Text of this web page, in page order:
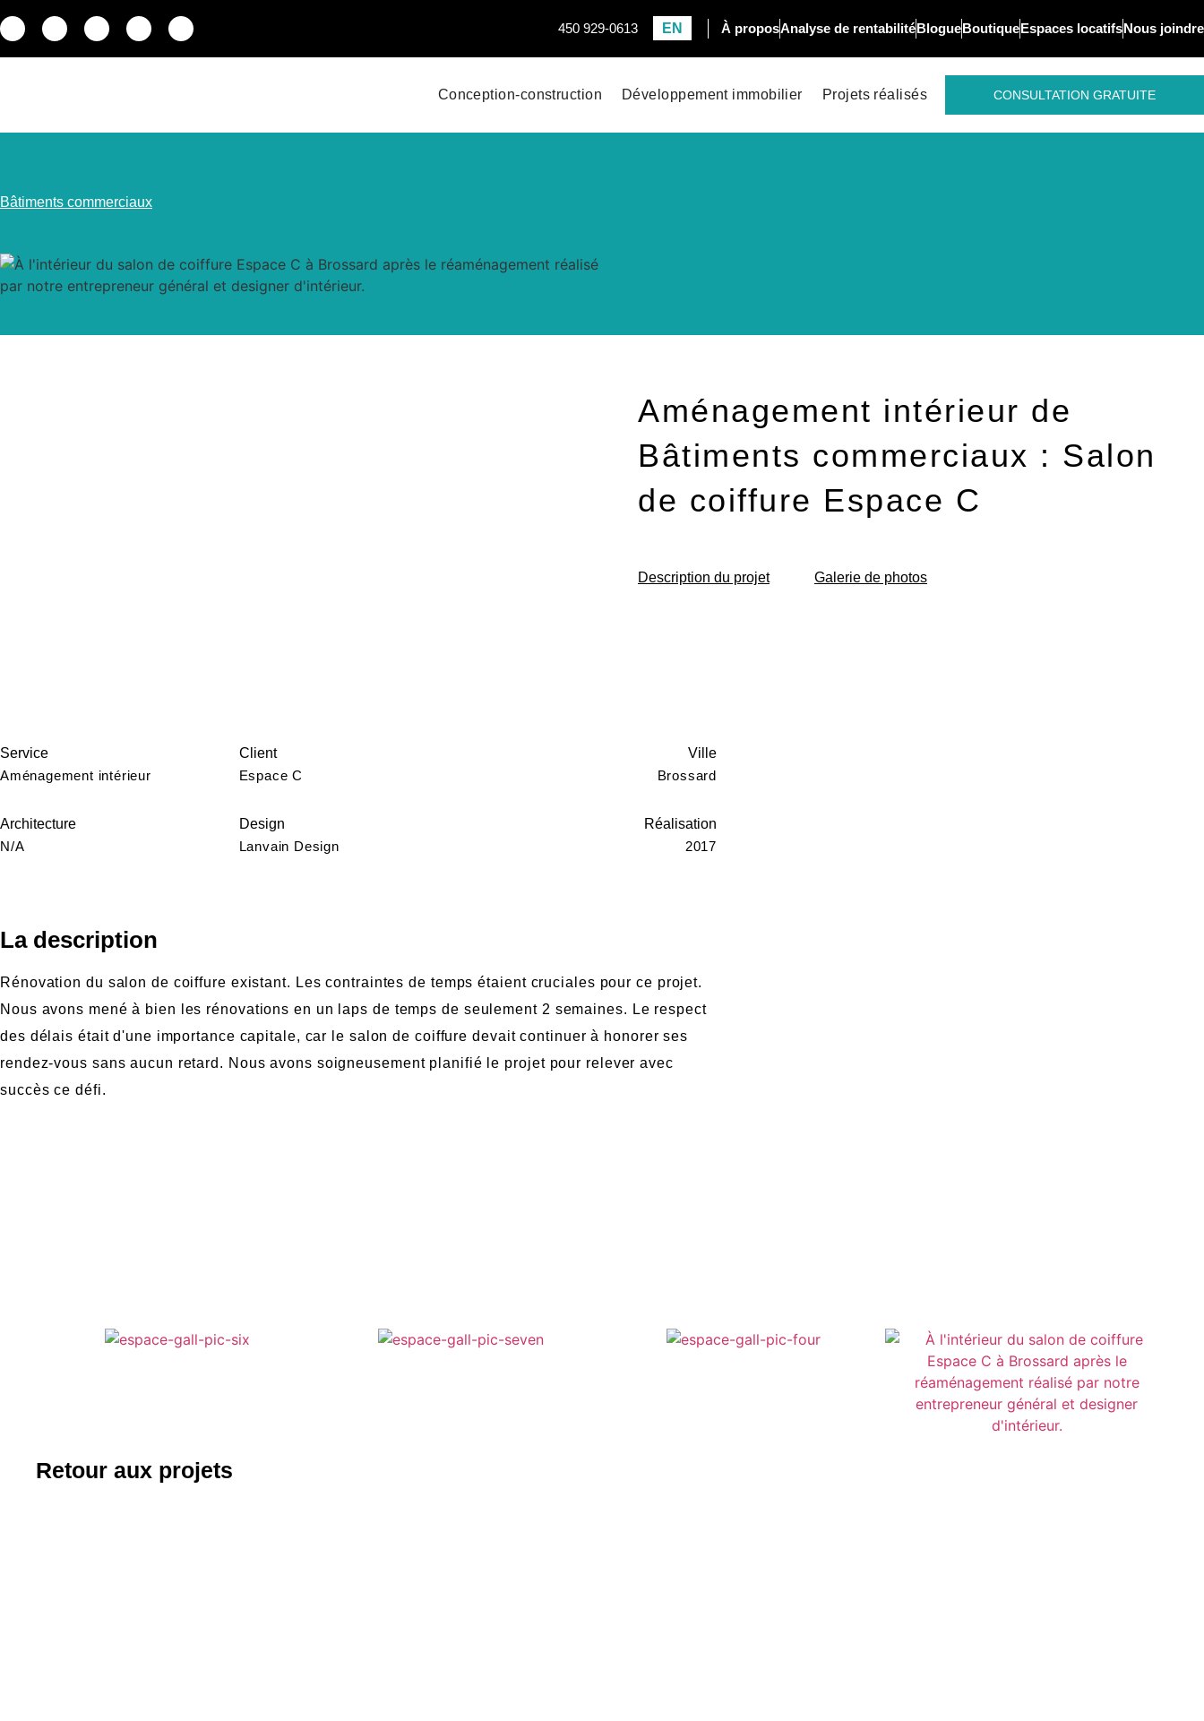
450 929-0613 EN À proposAnalyse de rentabilitéBlogueBoutiqueEspaces locatifsNous joindre
Conception-construction Développement immobilier Projets réalisés CONSULTATION GRATUITE
Bâtiments commerciaux
Aménagement intérieur de
Bâtiments commerciaux : Salon
de coiffure Espace C
Description du projet Galerie de photos
Service
Aménagement intérieur
Client
Espace C
Ville
Brossard
Architecture
N/A
Design
Lanvain Design
Réalisation
2017
La description
Rénovation du salon de coiffure existant. Les contraintes de temps étaient cruciales pour ce projet.
Nous avons mené à bien les rénovations en un laps de temps de seulement 2 semaines. Le respect
des délais était d'une importance capitale, car le salon de coiffure devait continuer à honorer ses
rendez-vous sans aucun retard. Nous avons soigneusement planifié le projet pour relever avec
succès ce défi.
Retour aux projets